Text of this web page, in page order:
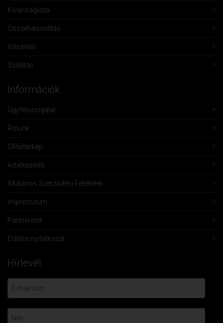
Kívánságlista
Összehasonlítás
Vásárlás
Szállítás
Információk
Ügyfélszolgálat
Rólunk
Oldaltérkép
Adatkezelés
Általános Szerződési Feltételek
Impresszum
Partnereink
Elállási nyilatkozat
Hírlevél